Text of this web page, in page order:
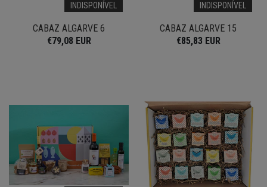
INDISPONÍVEL
CABAZ ALGARVE 6
€79,08 EUR
INDISPONÍVEL
CABAZ ALGARVE 15
€85,83 EUR